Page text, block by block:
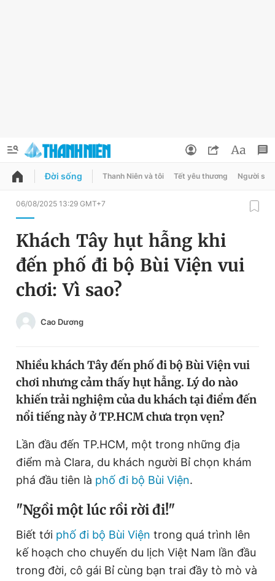
QUẢNG CÁO ĐẶT BÁO
Chuyên mục
Chuyên mục khác
Chào ngày mới
Tin thị trường Tin 360
Video Magazine
Sản phẩm khác
Tiện ích Bạn cần biết
Thông tin tòa soạn Liên hệ quảng cáo
Đổi mật khẩu
Tin đã lưu
Đời sống Thanh Niên và tôi Tết yêu thương Người
06/08/2025 13:29 GMT+7
Khách Tây hụt hẫng khi
đến phố đi bộ Bùi Viện vui
chơi: Vì sao?
Cao Dương
Nhiều khách Tây đến phố đi bộ Bùi Viện vui
chơi nhưng cảm thấy hụt hẫng. Lý do nào
khiến trải nghiệm của du khách tại điểm đến
nổi tiếng này ở TP.HCM chưa trọn vẹn?
Lần đầu đến TP.HCM, một trong những địa
điểm mà Clara, du khách người Bỉ chọn khám
phá đầu tiên là phố đi bộ Bùi Viện.
"Ngồi một lúc rồi rời đi!"
Biết tới phố đi bộ Bùi Viện trong quá trình lên
kế hoạch cho chuyến du lịch Việt Nam lần đầu
trong đời, cô gái Bỉ cùng bạn trai đầy tò mò và